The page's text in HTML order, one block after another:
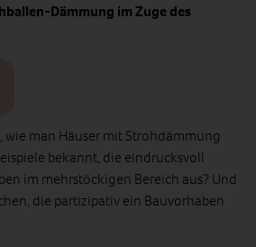
Dämmung im Zuge des
man Häuser mit Strohdämmung
bekannt, die eindrucksvoll
im mehrstöckigen Bereich aus? Und
die partizipativ ein Bauvorhaben